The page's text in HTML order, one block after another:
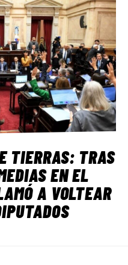
TIERRAS: TRAS
EN EL
A VOLTEAR